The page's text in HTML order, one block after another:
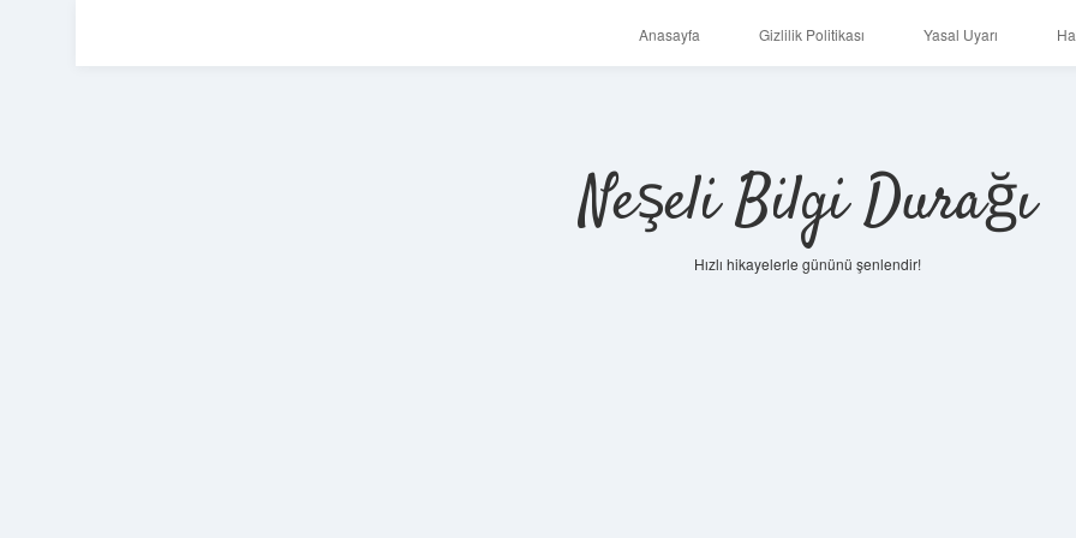
Anasayfa Gizlilik Politikası Yasal Uyarı
Neşeli Bilgi Durağı
Hızlı hikayelerle gününü şenlendir!